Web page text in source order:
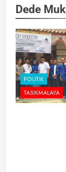
Dede
POLITIK
TASIKMALAYA